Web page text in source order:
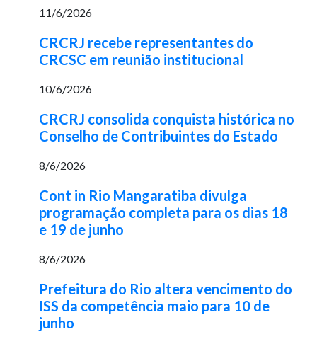
11/6/2026
CRCRJ recebe representantes do
CRCSC em reunião institucional
10/6/2026
CRCRJ consolida conquista histórica no
Conselho de Contribuintes do Estado
8/6/2026
Cont in Rio Mangaratiba divulga
programação completa para os dias 18
e 19 de junho
8/6/2026
Prefeitura do Rio altera vencimento do
ISS da competência maio para 10 de
junho